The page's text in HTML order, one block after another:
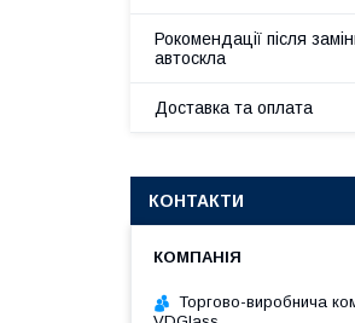
Рокомендації після
автоскла
Доставка та оплата
КОНТАКТИ
Торгово-виробнича